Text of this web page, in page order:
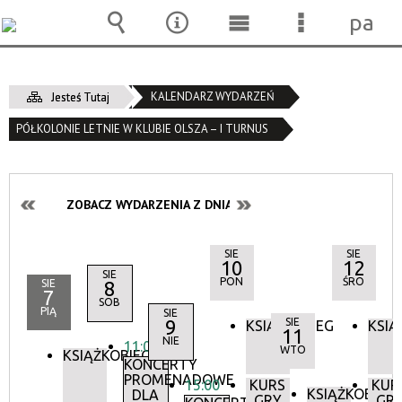
Jesteś Tutaj KALENDARZ WYDARZEŃ
PÓŁKOLONIE LETNIE W KLUBIE OLSZA – I TURNUS
ZOBACZ WYDARZENIA Z DNIA:
SIE
7
PIĄ
KSIĄŻKOBIEG
SIE
8
SOB
11:00
KONCERTY
PROMENADOWE
DLA
SIE
9
NIE
15:00
SIE
10
PON
KSIĄŻKOBIEG
KURS
SIE
11
WTO
KSIĄŻKOBIEG
SIE
12
ŚRO
Wyszukiwarka
Narzędzia
MenuMenu